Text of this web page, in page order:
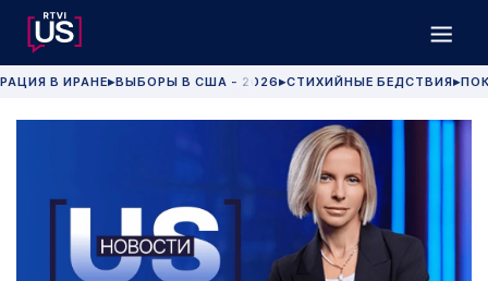
В ИРАНЕ▶ВЫБОРЫ В США - 2026 ▶СТИХИЙНЫЕ БЕДСТВИЯ▶